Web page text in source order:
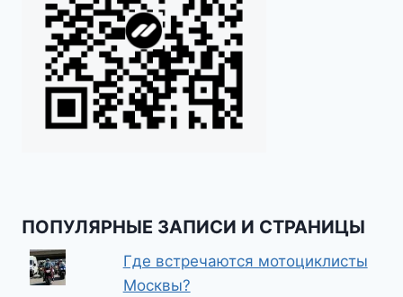
ПОПУЛЯРНЫЕ ЗАПИСИ И СТРАНИЦЫ
Где встречаются мотоциклисты
Москвы?